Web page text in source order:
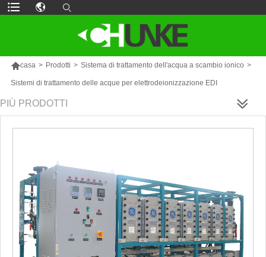
casa > Prodotti > Sistema di trattamento dell'acqua a scambio ionico >
Sistemi di trattamento delle acque per elettrodeionizzazione EDI
PIÙ PRODOTTI